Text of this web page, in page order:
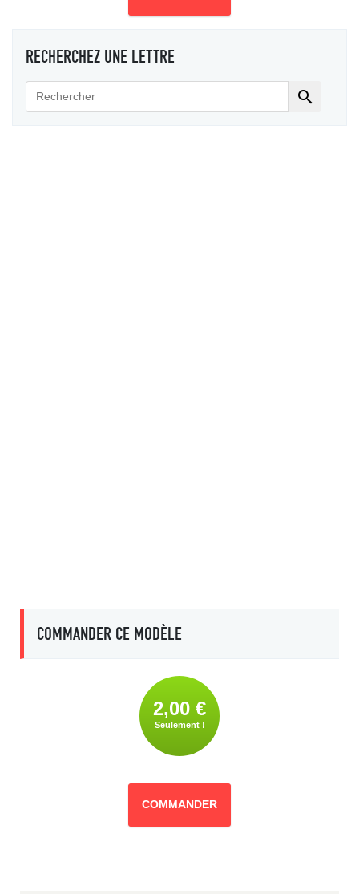
RECHERCHEZ UNE LETTRE

COMMANDER CE MODÈLE
2,00 €
Seulement !
COMMANDER